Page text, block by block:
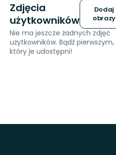
Zdjęcia
użytkowników
Dodaj
obrazy
Nie ma jeszcze żadnych zdjęć
użytkowników. Bądź pierwszym,
który je udostępni!